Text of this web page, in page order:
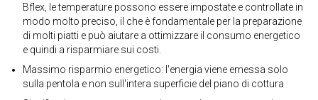
Bflex, le temperature possono essere impostate e controllate in
modo molto preciso, il che è fondamentale per la preparazione
di molti piatti e può aiutare a ottimizzare il consumo energetico
e quindi a risparmiare sui costi.
Massimo risparmio energetico: l'energia viene emessa solo
sulla pentola e non sull'intera superficie del piano di cottura